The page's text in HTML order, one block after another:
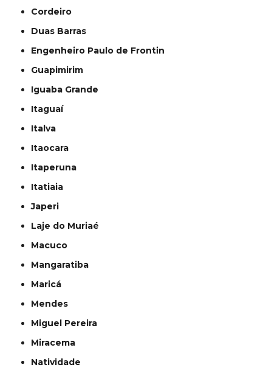
Cordeiro
Duas Barras
Engenheiro Paulo de Frontin
Guapimirim
Iguaba Grande
Itaguaí
Italva
Itaocara
Itaperuna
Itatiaia
Japeri
Laje do Muriaé
Macuco
Mangaratiba
Maricá
Mendes
Miguel Pereira
Miracema
Natividade